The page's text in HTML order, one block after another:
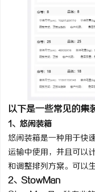
以下是一些常见的集
1、悠闲装箱
悠闲装箱是一种用于快
运输中使用，并且可以
和调整排列方案。可以
2、StowMan
秘！专业充电桩项目软件开
些行业秘诀？